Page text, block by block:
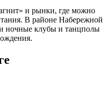
и рынки, где можно
В районе Набережной
ночные клубы и танцполы